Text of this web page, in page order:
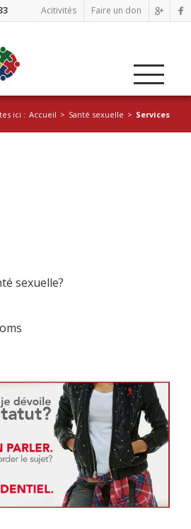
Acitivités Faire un don
ici : Accueil Santé sexuelle Services
sexuelle?